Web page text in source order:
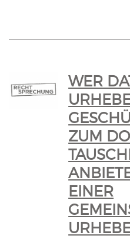
WER
ZUM
EINER